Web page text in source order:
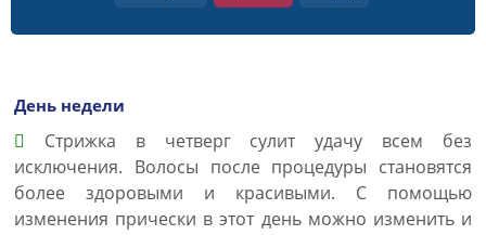
День недели
Cтрижка в четверг сулит удачу всем без
исключения. Волосы после процедуры становятся
более здоровыми и красивыми. С помощью
изменения прически в этот день можно изменить и